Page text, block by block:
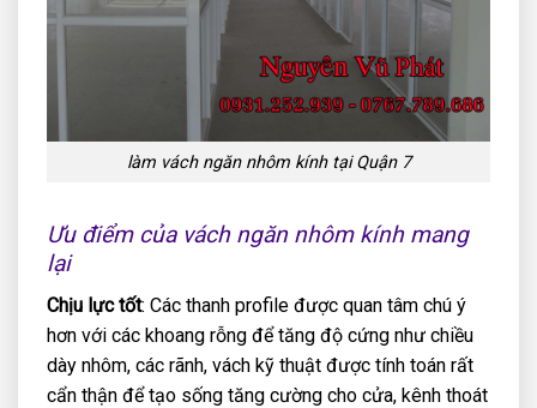
làm vách ngăn nhôm kính tại Quận 7
Ưu điểm của vách ngăn nhôm kính mang
lại
Chịu lực tốt: Các thanh profile được quan tâm chú ý
hơn với các khoang rỗng để tăng độ cứng như chiều
dày nhôm, các rãnh, vách kỹ thuật được tính toán rất
cẩn thận để tạo sống tăng cường cho cửa, kênh thoát